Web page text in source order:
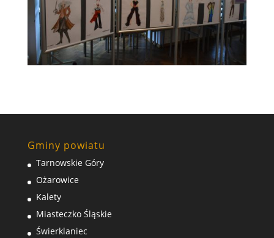
Gminy powiatu
Tarnowskie Góry
Ożarowice
Kalety
Miasteczko Śląskie
Świerklaniec